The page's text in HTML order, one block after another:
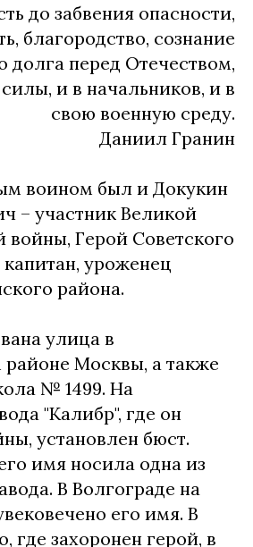
до забвения опасности,
благородство, сознание
долга перед Отечеством,
и в начальников, и в
свою военную среду.
Даниил Гранин
воином был и Докукин
– участник Великой
войны, Герой Советского
уроженец
района.
улица в
Москвы, а также
№ 1499. На
"Калибр", где он
установлен бюст.
имя носила одна из
В Волгограде на
его имя. В
где захоронен герой, в